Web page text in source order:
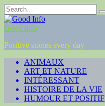
Skip
to
content
Search
for:
Good Info
Positive stories every day
ANIMAUX
ART ET NATURE
INTÉRESSANT
HISTOIRE DE LA VIE
HUMOUR ET POSITIF